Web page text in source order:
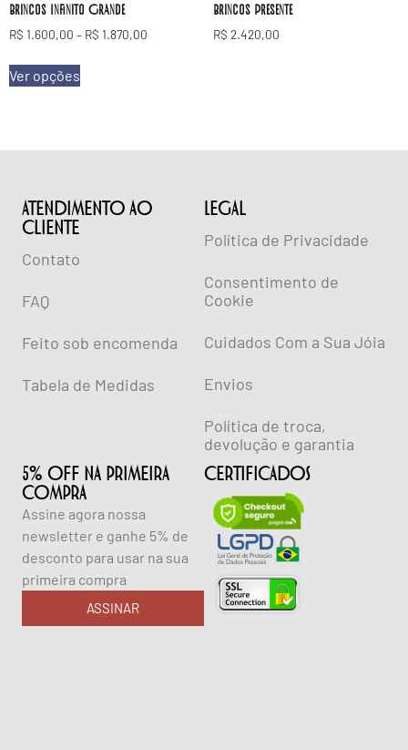
Brincos Infinito Grande
R$ 1.600,00 – R$ 1.870,00
Ver opções
Brincos Presente
R$ 2.420,00
ATENDIMENTO AO
CLIENTE
Contato
FAQ
Feito sob encomenda
Tabela de Medidas
lEGAL
Política de Privacidade
Consentimento de
Cookie
Cuidados Com a Sua Jóia
Envios
Política de troca,
devolução e garantia
5% OFF NA PRIMEIRA
COMPRA
Assine agora nossa
newsletter e ganhe 5% de
desconto para usar na sua
primeira compra
ASSINAR
CERTIFICADOS